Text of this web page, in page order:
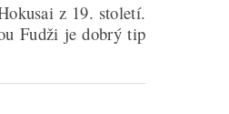
z 19. století.
Fudži je dobrý tip